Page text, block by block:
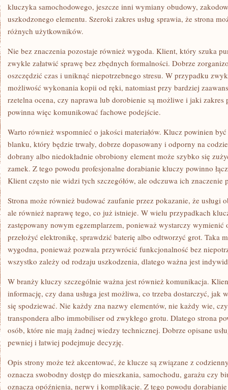
kluczyka samochodowego, jeszcze inni wymiany obudowy,
uszkodzonego elementu. Szeroki zakres usług sprawia, że strona
różnych użytkowników.
Nie bez znaczenia pozostaje również wygoda. Klient, który szuka
zwykle załatwić sprawę bez zbędnych formalności. Dobrze
oszczędzić czas i uniknąć niepotrzebnego stresu. W przypadku
możliwość wykonania kopii od ręki, natomiast przy bardziej
rzetelna ocena, czy naprawa lub dorobienie są możliwe i jaki zakres
powinna więc komunikować fachowe podejście.
Warto również wspomnieć o jakości materiałów. Klucz powinien
blanku, który będzie trwały, dobrze dopasowany i odporny na
dobrany albo niedokładnie obrobiony element może szybko się
zamek. Z tego powodu profesjonalne dorabianie kluczy powinno
Klient często nie widzi tych szczegółów, ale odczuwa ich
Strona może również budować zaufanie przez pokazanie, że usługi
ale również naprawę tego, co już istnieje. W wielu przypadkach
zastępowany nowym egzemplarzem, ponieważ wystarczy
przełożyć elektronikę, sprawdzić baterię albo odtworzyć grot. Taka
wygodna, ponieważ pozwala przywrócić funkcjonalność bez
wszystko zależy od rodzaju uszkodzenia, dlatego ważna jest
W branży kluczy szczególnie ważna jest również komunikacja.
informację, czy dana usługa jest możliwa, co trzeba dostarczyć, jak
się spodziewać. Nie każdy zna nazwy elementów, nie każdy wie,
transpondera albo immobiliser od zwykłego grotu. Dlatego strona
osób, które nie mają żadnej wiedzy technicznej. Dobrze opisane
pewniej i łatwiej podejmuje decyzję.
Opis strony może też akcentować, że klucze są związane z
oznacza swobodny dostęp do mieszkania, samochodu, garażu czy
oznacza opóźnienia, nerwy i komplikacje. Z tego powodu